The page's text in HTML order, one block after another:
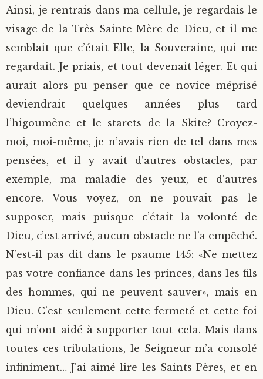
Ainsi, je rentrais dans ma cellule, je regardais le
visage de la Très Sainte Mère de Dieu, et il me
semblait que c’était Elle, la Souveraine, qui me
regardait. Je priais, et tout devenait léger. Et qui
aurait alors pu penser que ce novice méprisé
deviendrait quelques années plus tard
l’higoumène et le starets de la Skite? Croyez-
moi, moi-même, je n’avais rien de tel dans mes
pensées, et il y avait d’autres obstacles, par
exemple, ma maladie des yeux, et d’autres
encore. Vous voyez, on ne pouvait pas le
supposer, mais puisque c’était la volonté de
Dieu, c’est arrivé, aucun obstacle ne l’a empêché.
N’est-il pas dit dans le psaume 145: «Ne mettez
pas votre confiance dans les princes, dans les fils
des hommes, qui ne peuvent sauver», mais en
Dieu. C’est seulement cette fermeté et cette foi
qui m’ont aidé à supporter tout cela. Mais dans
toutes ces tribulations, le Seigneur m’a consolé
infiniment… J’ai aimé lire les Saints Pères, et en